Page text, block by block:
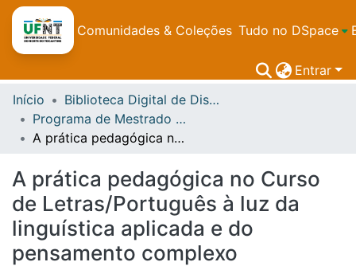
Comunidades & Coleções Tudo no DSpace
Entrar
Início
Biblioteca Digital de Dissertações e Teses da UFNT
Programa de Mestrado em Letras - PROFLETRAS
A prática pedagógica no Curso de Letras/Português à luz da linguística aplicada e do pensamento complexo
A prática pedagógica no Curso
de Letras/Português à luz da
linguística aplicada e do
pensamento complexo